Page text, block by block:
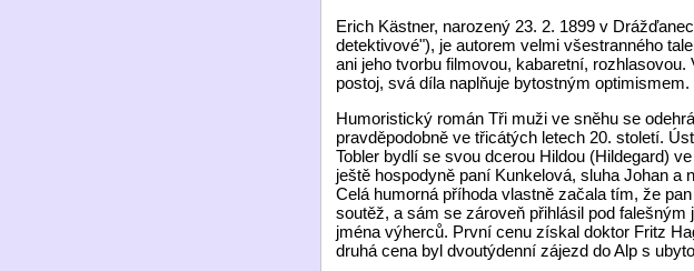
Erich Kästner, narozený 23. 2. 1899 v
detektivové"), je autorem velmi všestranného
ani jeho tvorbu filmovou, kabaretní,
postoj, svá díla naplňuje bytostným optimismem.
Humoristický román Tři muži ve sněhu se
pravděpodobně ve třicátých letech 20. století.
Tobler bydlí se svou dcerou Hildou (Hildegard)
ještě hospodyně paní Kunkelová, sluha Johan a
Celá humorná příhoda vlastně začala tím, že
soutěž, a sám se zároveň přihlásil pod
jména výherců. První cenu získal doktor Fritz
druhá cena byl dvoutýdenní zájezd do Alp s